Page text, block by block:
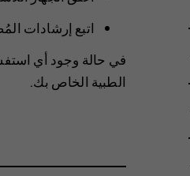
اتبع إرشادات
في حالة وجود أي
الطبية الخاص بك.